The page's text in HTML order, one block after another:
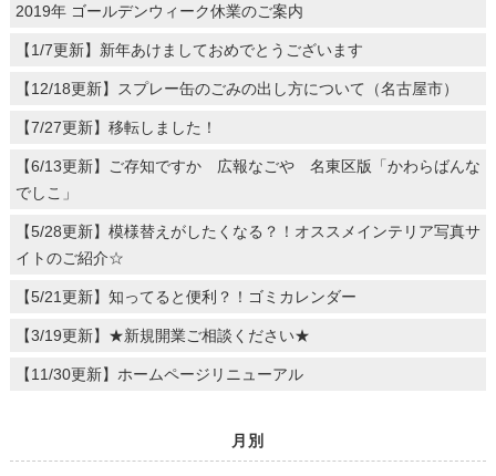
2019年 ゴールデンウィーク休業のご案内
【1/7更新】新年あけましておめでとうございます
【12/18更新】スプレー缶のごみの出し方について（名古屋市）
【7/27更新】移転しました！
【6/13更新】ご存知ですか 広報なごや 名東区版「かわらばんな
でしこ」
【5/28更新】模様替えがしたくなる？！オススメインテリア写真サ
イトのご紹介☆
【5/21更新】知ってると便利？！ゴミカレンダー
【3/19更新】★新規開業ご相談ください★
【11/30更新】ホームページリニューアル
月別